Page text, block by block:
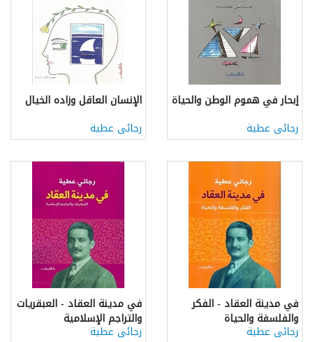
إبحار في هموم الوطن والحياة
رجائى عطية
الإنسان العاقل وزاده الخيال
رجائى عطية
في مدينة العقاد - الفكر
والفلسفة والحياة
رجائى عطية
في مدينة العقاد - العبقريات
والتراجم الإسلامية
رجائى عطية